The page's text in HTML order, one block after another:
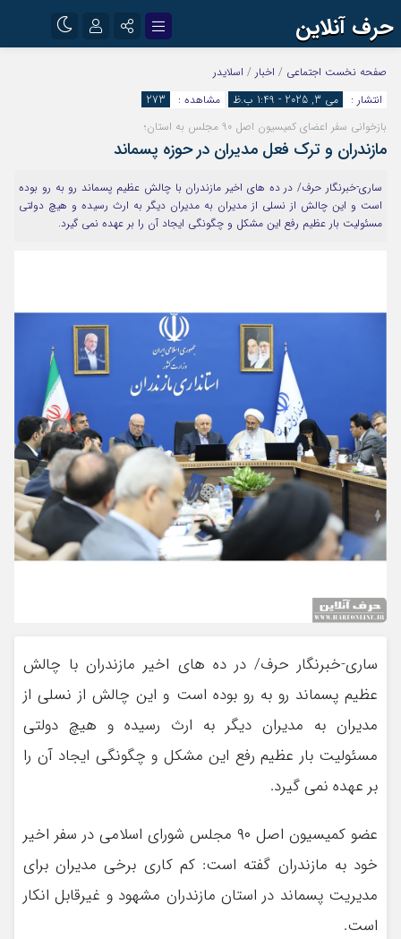
حرف آنلاین
اینستاگرام
آپارات
رمز عبور
مرا به خاطر بسپار
صفحه نخست اجتماعی / اخبار / اسلایدر
انتشار :
می 3, 2025 - 1:49 ب.ظ مشاهده :
273
بازخوانی سفر اعضای کمیسیون اصل 90 مجلس به استان؛
مازندران و ترک فعل مدیران در حوزه پسماند
ساری-خبرنگار حرف/ در ده های اخیر مازندران با چالش عظیم پسماند رو به رو بوده
است و این چالش از نسلی از مدیران به مدیران دیگر به ارث رسیده و هیچ دولتی
مسئولیت بار عظیم رفع این مشکل و چگونگی ایجاد آن را بر عهده نمی گیرد.
ساری-خبرنگار حرف/ در ده های اخیر مازندران با چالش
عظیم پسماند رو به رو بوده است و این چالش از نسلی از
مدیران به مدیران دیگر به ارث رسیده و هیچ دولتی
مسئولیت بار عظیم رفع این مشکل و چگونگی ایجاد آن را
بر عهده نمی گیرد.
عضو کمیسیون اصل ۹۰ مجلس شورای اسلامی در سفر اخیر
خود به مازندران گفته است: کم کاری برخی مدیران برای
مدیریت پسماند در استان مازندران مشهود و غیرقابل انکار
است.